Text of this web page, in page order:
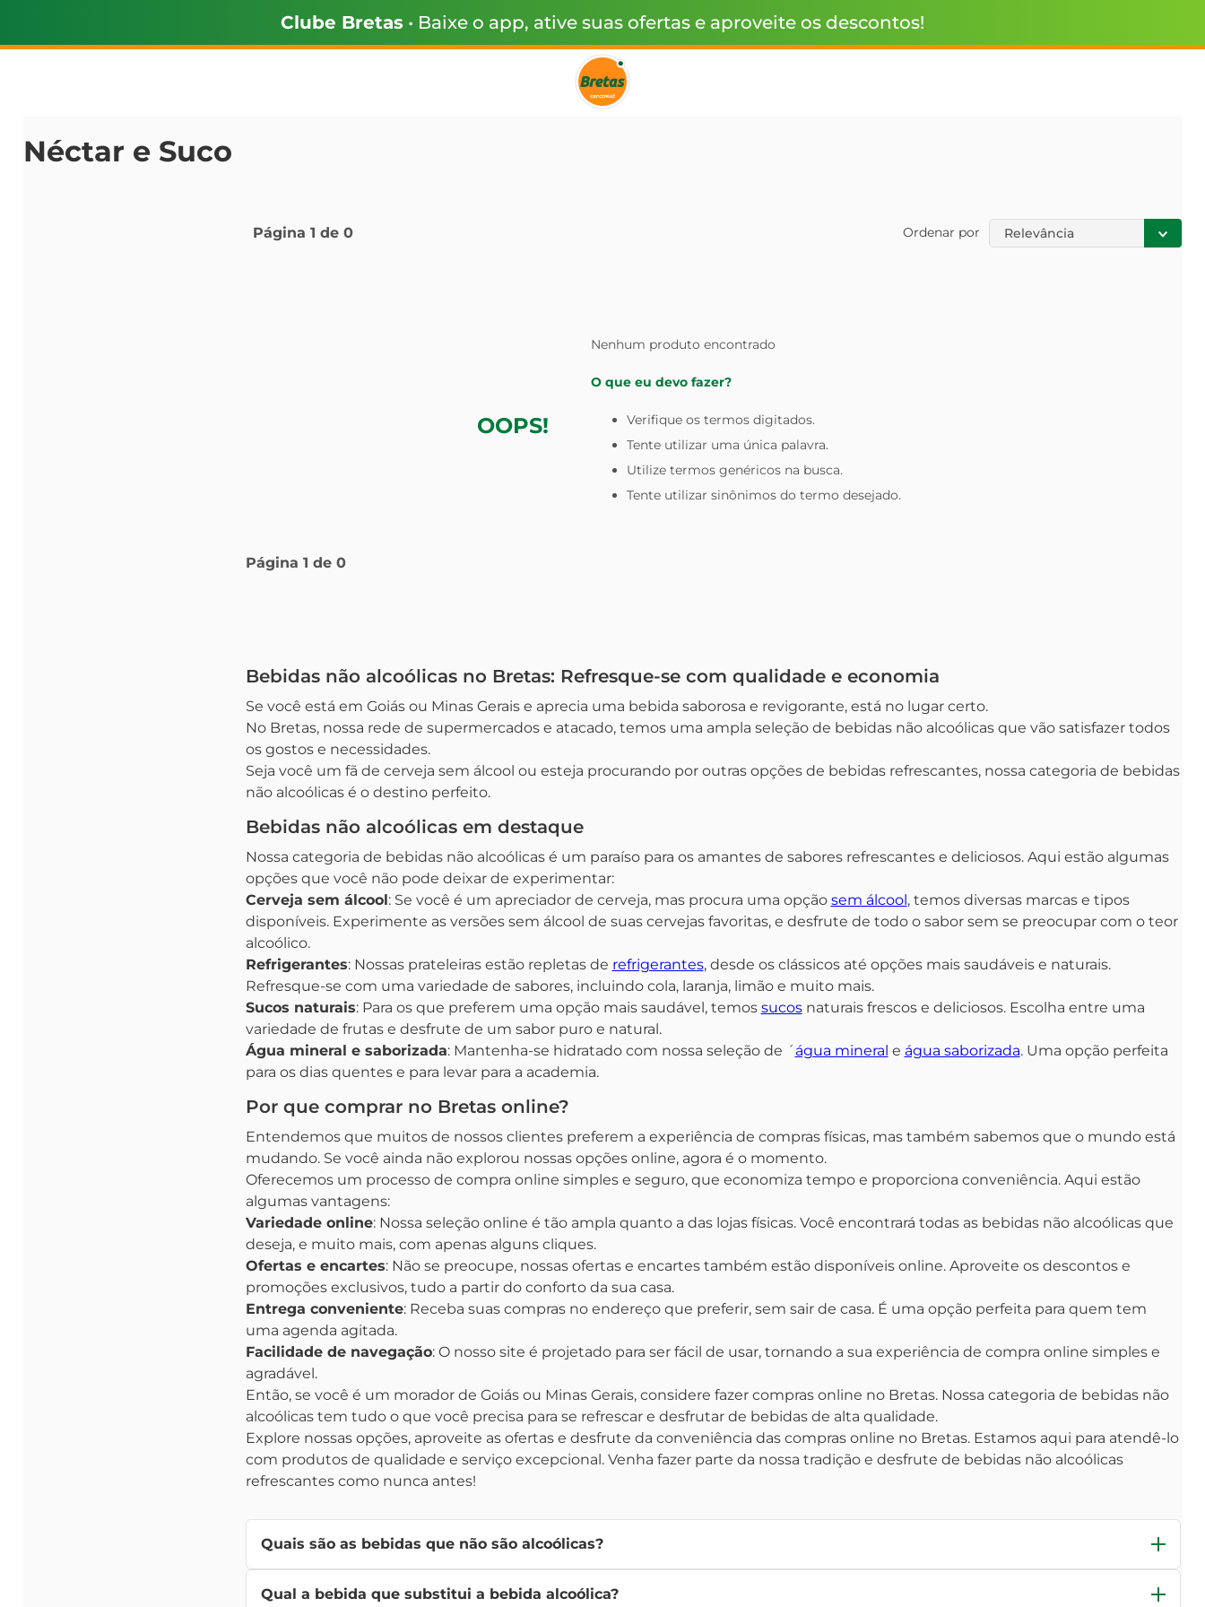
Clube Bretas • Baixe o app, ative suas ofertas e aproveite os descontos!
Néctar e Suco
Página 1 de 0 Ordenar por Relevância
OOPS!
Nenhum produto encontrado
O que eu devo fazer?
Verifique os termos digitados.
Tente utilizar uma única palavra.
Utilize termos genéricos na busca.
Tente utilizar sinônimos do termo desejado.
Página 1 de 0
Bebidas não alcoólicas no Bretas: Refresque-se com qualidade e economia
Se você está em Goiás ou Minas Gerais e aprecia uma bebida saborosa e revigorante, está no lugar certo.
No Bretas, nossa rede de supermercados e atacado, temos uma ampla seleção de bebidas não alcoólicas que vão satisfazer todos
os gostos e necessidades.
Seja você um fã de cerveja sem álcool ou esteja procurando por outras opções de bebidas refrescantes, nossa categoria de bebidas
não alcoólicas é o destino perfeito.
Bebidas não alcoólicas em destaque
Nossa categoria de bebidas não alcoólicas é um paraíso para os amantes de sabores refrescantes e deliciosos. Aqui estão algumas
opções que você não pode deixar de experimentar:
Cerveja sem álcool: Se você é um apreciador de cerveja, mas procura uma opção sem álcool, temos diversas marcas e tipos
disponíveis. Experimente as versões sem álcool de suas cervejas favoritas, e desfrute de todo o sabor sem se preocupar com o teor
alcoólico.
Refrigerantes: Nossas prateleiras estão repletas de refrigerantes, desde os clássicos até opções mais saudáveis e naturais.
Refresque-se com uma variedade de sabores, incluindo cola, laranja, limão e muito mais.
Sucos naturais: Para os que preferem uma opção mais saudável, temos sucosnaturais frescos e deliciosos. Escolha entre uma
variedade de frutas e desfrute de um sabor puro e natural.
Água mineral e saborizada: Mantenha-se hidratado com nossa seleção de ´ água mineral e água saborizada. Uma opção perfeita
para os dias quentes e para levar para a academia.
Por que comprar no Bretas online?
Entendemos que muitos de nossos clientes preferem a experiência de compras físicas, mas também sabemos que o mundo está
mudando. Se você ainda não explorou nossas opções online, agora é o momento.
Oferecemos um processo de compra online simples e seguro, que economiza tempo e proporciona conveniência. Aqui estão
algumas vantagens:
Variedade online: Nossa seleção online é tão ampla quanto a das lojas físicas. Você encontrará todas as bebidas não alcoólicas que
deseja, e muito mais, com apenas alguns cliques.
Ofertas e encartes: Não se preocupe, nossas ofertas e encartes também estão disponíveis online. Aproveite os descontos e
promoções exclusivos, tudo a partir do conforto da sua casa.
Entrega conveniente: Receba suas compras no endereço que preferir, sem sair de casa. É uma opção perfeita para quem tem
uma agenda agitada.
Facilidade de navegação: O nosso site é projetado para ser fácil de usar, tornando a sua experiência de compra online simples e
agradável.
Então, se você é um morador de Goiás ou Minas Gerais, considere fazer compras online no Bretas. Nossa categoria de bebidas não
alcoólicas tem tudo o que você precisa para se refrescar e desfrutar de bebidas de alta qualidade.
Explore nossas opções, aproveite as ofertas e desfrute da conveniência das compras online no Bretas. Estamos aqui para atendê-lo
com produtos de qualidade e serviço excepcional. Venha fazer parte da nossa tradição e desfrute de bebidas não alcoólicas
refrescantes como nunca antes!
Quais são as bebidas que não são alcoólicas?
refrigerantes,água, chás, energéticos sem álcool, entre outras. Essas bebidas são ideais para pessoas que desejam saborear algo refrescante
Qual a bebida que substitui a bebida alcoólica?